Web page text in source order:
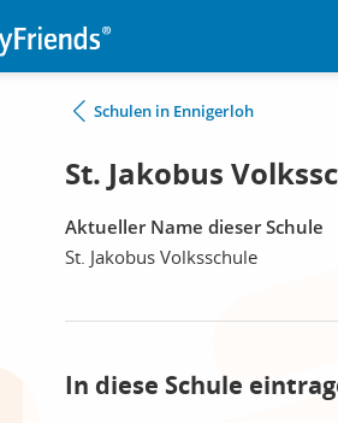
Schulen in Ennigerloh
St. Jakobus
Aktueller Name dieser Schule
St. Jakobus Volksschule
In diese Schule